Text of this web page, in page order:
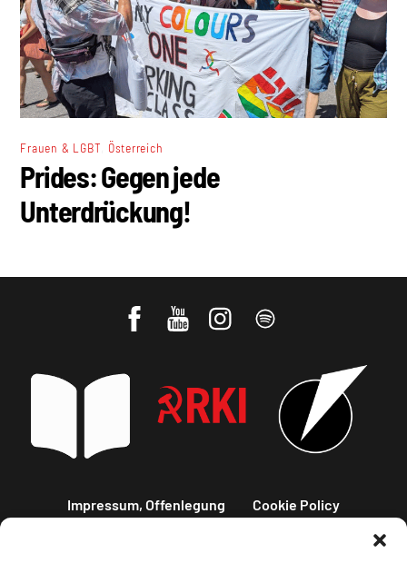
Frauen & LGBT Österreich
Prides: Gegen jede
Unterdrückung!
Impressum, Offenlegung Cookie Policy